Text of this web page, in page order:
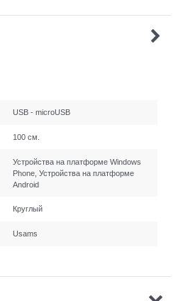
USB - microUSB
100 см.
Устройства на платформе Windows
Phone, Устройства на платформе
Android
Круглый
Usams